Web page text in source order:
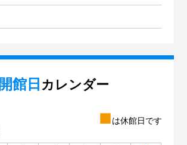
開館日 カレンダー
■は休館日です